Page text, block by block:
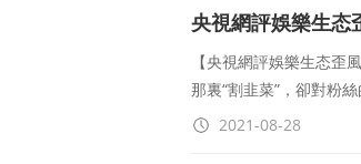
央視網評娛樂生态
【央視網評娛樂生态歪
那裏“割韭菜”，卻對粉
2021-08-28